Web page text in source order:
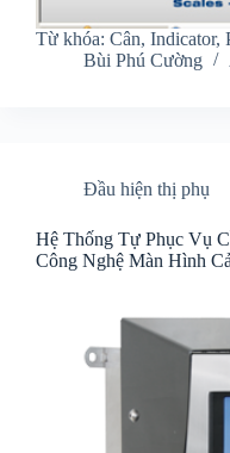
Từ khóa: Cân, Indicator,
Bùi Phú Cường
Đầu hiện thị phụ
Hệ Thống Tự Phục Vụ
Công Nghệ Màn Hình